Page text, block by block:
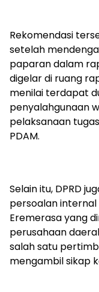
Rekomendasi
setelah
paparan dalam
digelar di ruang
menilai terdapat
penyalahgunaan
pelaksanaan
PDAM.
Selain itu, DPRD
persoalan
Eremerasa yang
perusahaan
salah satu
mengambil sikap